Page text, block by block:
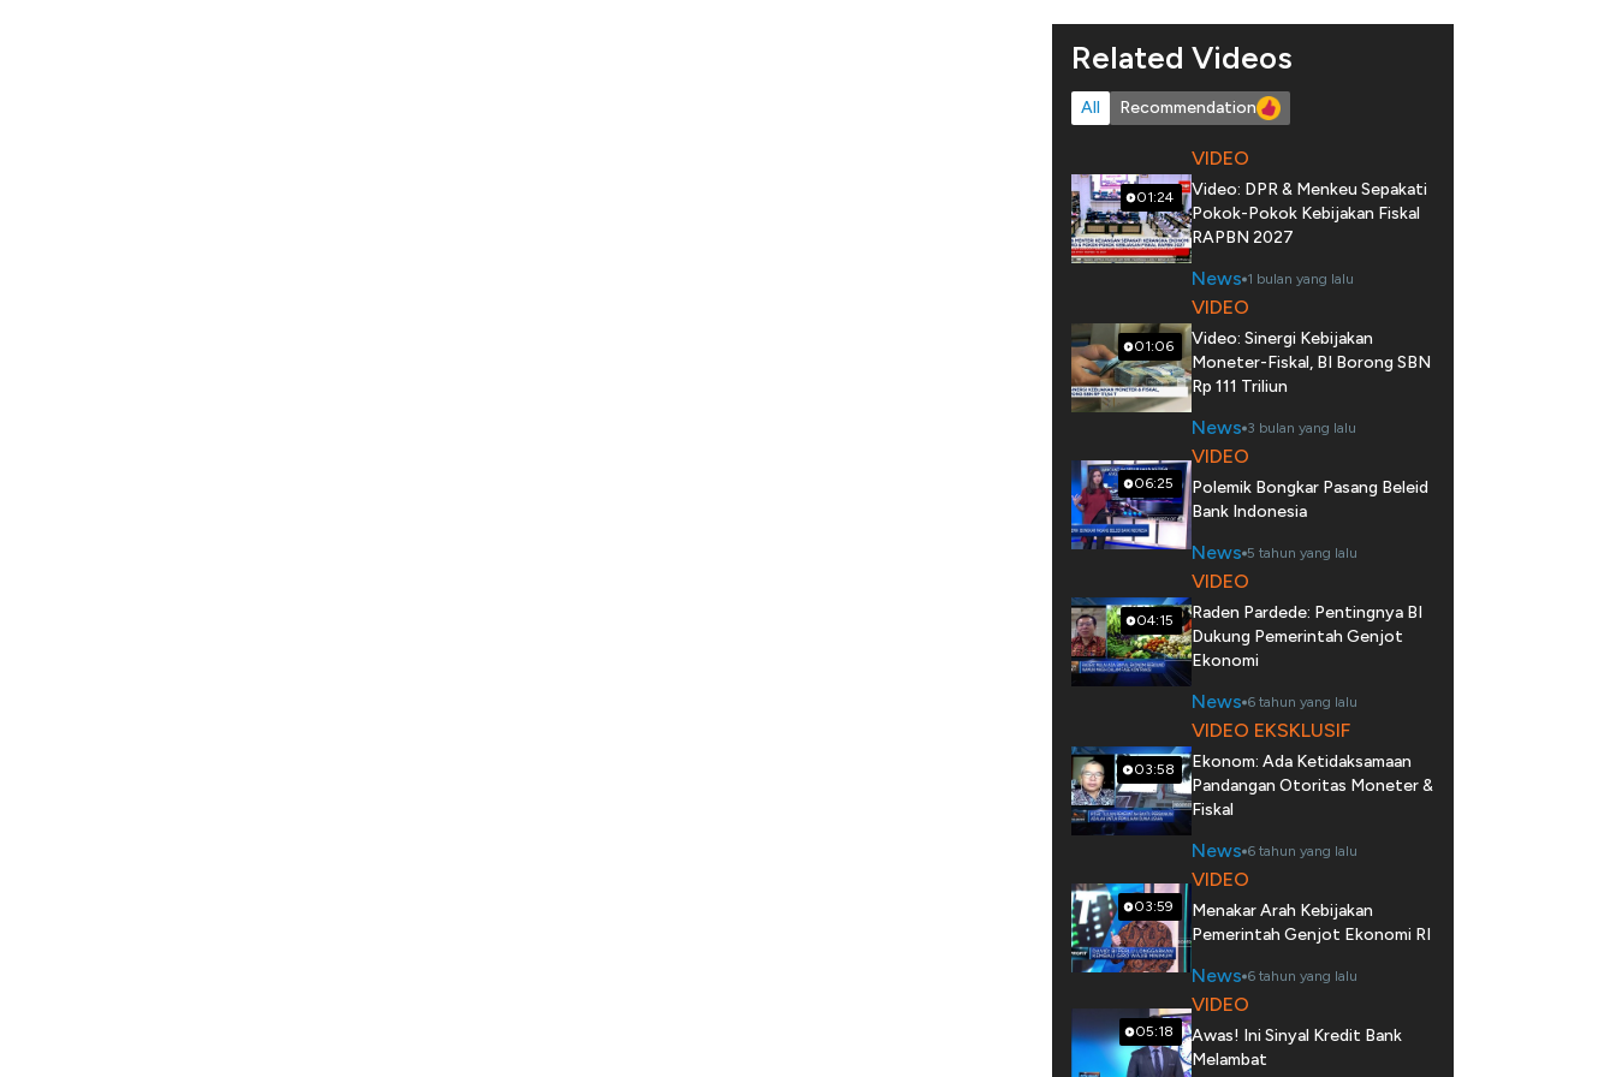
Related Videos
All Recommendation
01:24
VIDEO
Video: DPR & Menkeu Sepakati
Pokok-Pokok Kebijakan Fiskal
RAPBN 2027
News 1 bulan yang lalu
01:06
VIDEO
Video: Sinergi Kebijakan
Moneter-Fiskal, BI Borong SBN
Rp 111 Triliun
News 3 bulan yang lalu
06:25
VIDEO
Polemik Bongkar Pasang Beleid
Bank Indonesia
News 5 tahun yang lalu
04:15
VIDEO
Raden Pardede: Pentingnya BI
Dukung Pemerintah Genjot
Ekonomi
News 6 tahun yang lalu
03:58
VIDEO EKSKLUSIF
Ekonom: Ada Ketidaksamaan
Pandangan Otoritas Moneter &
Fiskal
News 6 tahun yang lalu
03:59
VIDEO
Menakar Arah Kebijakan
Pemerintah Genjot Ekonomi RI
News 6 tahun yang lalu
05:18
VIDEO
Awas! Ini Sinyal Kredit Bank
Melambat